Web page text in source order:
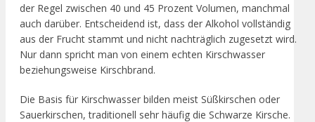
der Regel zwischen 40 und 45 Prozent Volumen, manchmal
auch darüber. Entscheidend ist, dass der Alkohol vollständig
aus der Frucht stammt und nicht nachträglich zugesetzt wird.
Nur dann spricht man von einem echten Kirschwasser
beziehungsweise Kirschbrand.
Die Basis für Kirschwasser bilden meist Süßkirschen oder
Sauerkirschen, traditionell sehr häufig die Schwarze Kirsche.